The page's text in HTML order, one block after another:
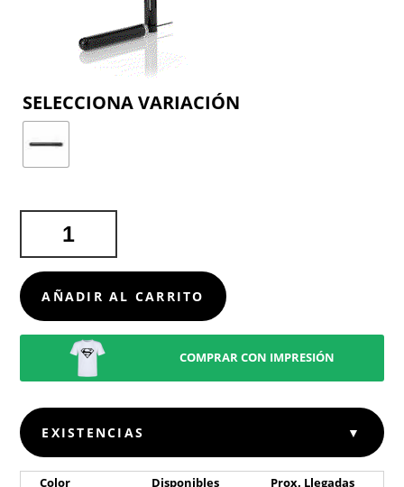
GREYMUZ
CANTIDAD
AÑADIR AL CARRITO
COMPRAR CON IMPRESIÓN
EXISTENCIAS ▼
Color Disponibles Prox. Llegadas